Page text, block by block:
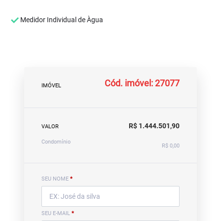
Medidor Individual de Àgua
IMÓVEL Cód. imóvel: 27077
VALOR R$ 1.444.501,90
Condomínio
R$ 0,00
SEU NOME *
SEU E-MAIL *